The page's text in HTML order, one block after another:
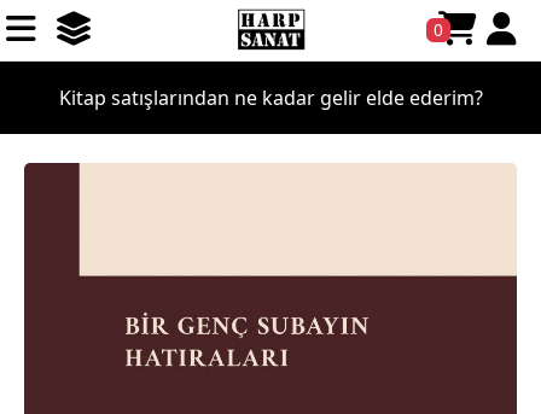
0
Kitap satışlarından ne kadar gelir elde ederim?